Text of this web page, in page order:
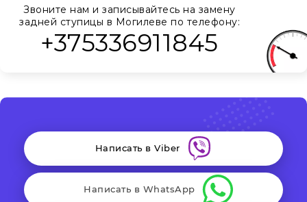
Звоните нам и записывайтесь на замену
задней ступицы в Могилеве по телефону:
+375336911845
Написать в Viber
Написать в WhatsApp